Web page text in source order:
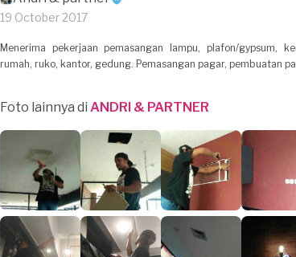
19 October 2017
Menerima pekerjaan pemasangan lampu, plafon/gypsum,
rumah, ruko, kantor, gedung. Pemasangan pagar, pembuatan
Foto lainnya di ANDRI & PARTNER